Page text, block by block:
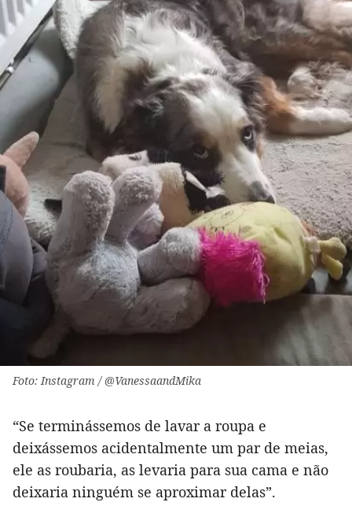
Foto: Instagram / @VanessaandMika
“Se terminássemos de lavar a roupa e
deixássemos acidentalmente um par de meias,
ele as roubaria, as levaria para sua cama e não
deixaria ninguém se aproximar delas”.